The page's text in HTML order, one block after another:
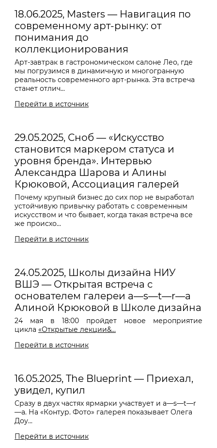
18.06.2025, Masters — Навигация по
современному арт-рынку: от
понимания до
коллекционирования
Арт-завтрак в гастрономическом салоне Лео, где
мы погрузимся в динамичную и многогранную
реальность современного арт-рынка. Эта встреча
станет отлич...
Перейти в источник
29.05.2025, Сноб — «Искусство
становится маркером статуса и
уровня бренда». Интервью
Александра Шарова и Алины
Крюковой, Ассоциация галерей
Почему крупный бизнес до сих пор не выработал
устойчивую привычку работать с современным
искусством и что бывает, когда такая встреча все
же происхо...
Перейти в источник
24.05.2025, Школы дизайна НИУ
ВШЭ — Открытая встреча с
основателем галереи a—s—t—r—a
Алиной Крюковой в Школе дизайна
24 мая в 18:00 пройдет новое мероприятие
цикла «Открытые лекции&...
Перейти в источник
16.05.2025, The Blueprint — Приехал,
увидел, купил
Сразу в двух частях ярмарки участвует и a—s—t—r
—a. На «Контур. Фото» галерея показывает Олега
Доу...
Перейти в источник